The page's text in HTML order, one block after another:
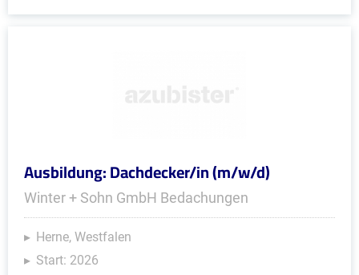
Ausbildung: Dachdecker/in (m/w/d)
Winter + Sohn GmbH Bedachungen
Herne, Westfalen
Start: 2026